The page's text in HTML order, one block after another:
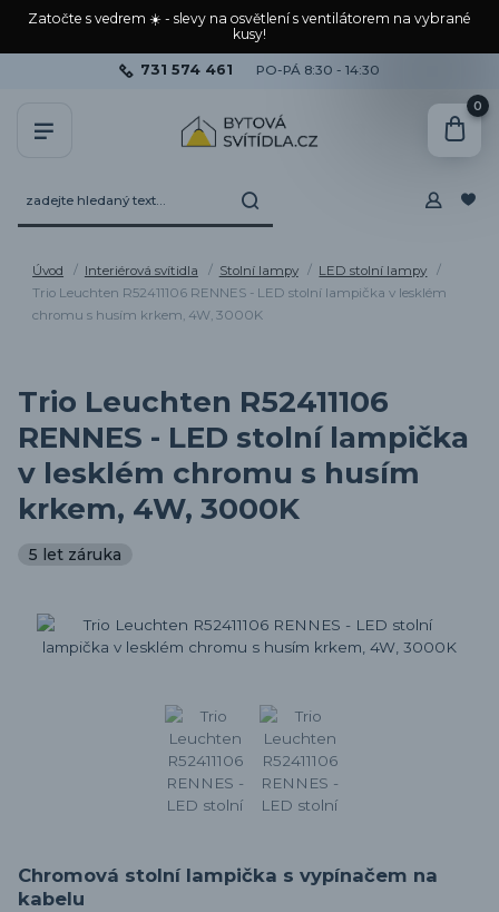
Zatočte s vedrem ☀️ - slevy na osvětlení s ventilátorem na vybrané
kusy!
731 574 461 PO-PÁ 8:30 - 14:30
0
Úvod Interiérová svítidla Stolní lampy
LED stolní lampy
Trio Leuchten R52411106 RENNES - LED stolní lampička v lesklém
chromu s husím krkem, 4W, 3000K
Trio Leuchten R52411106
RENNES - LED stolní lampička
v lesklém chromu s husím
krkem, 4W, 3000K
5 let záruka
Chromová stolní lampička s vypínačem na
kabelu